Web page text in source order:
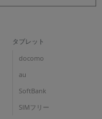
タブレット
docomo
au
SoftBank
SIMフリー